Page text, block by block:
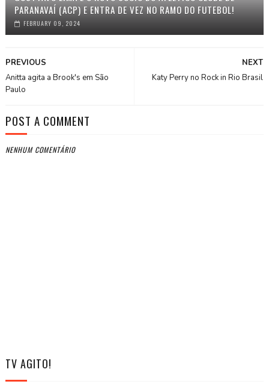
PARANAVAÍ (ACP) E ENTRA DE VEZ NO RAMO DO FUTEBOL!
FEBRUARY 09, 2024
NEXT
Katy Perry no Rock in Rio Brasil
PREVIOUS
Anitta agita a Brook's em São
Paulo
POST A COMMENT
NENHUM COMENTÁRIO
TV AGITO!